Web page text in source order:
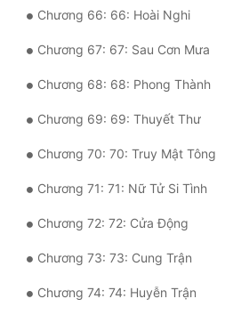
Chương 66: 66: Hoài Nghi
Chương 67: 67: Sau Cơn Mưa
Chương 68: 68: Phong Thành
Chương 69: 69: Thuyết Thư
Chương 70: 70: Truy Mật Tông
Chương 71: 71: Nữ Tử Si Tình
Chương 72: 72: Cửa Động
Chương 73: 73: Cung Trận
Chương 74: 74: Huyễn Trận